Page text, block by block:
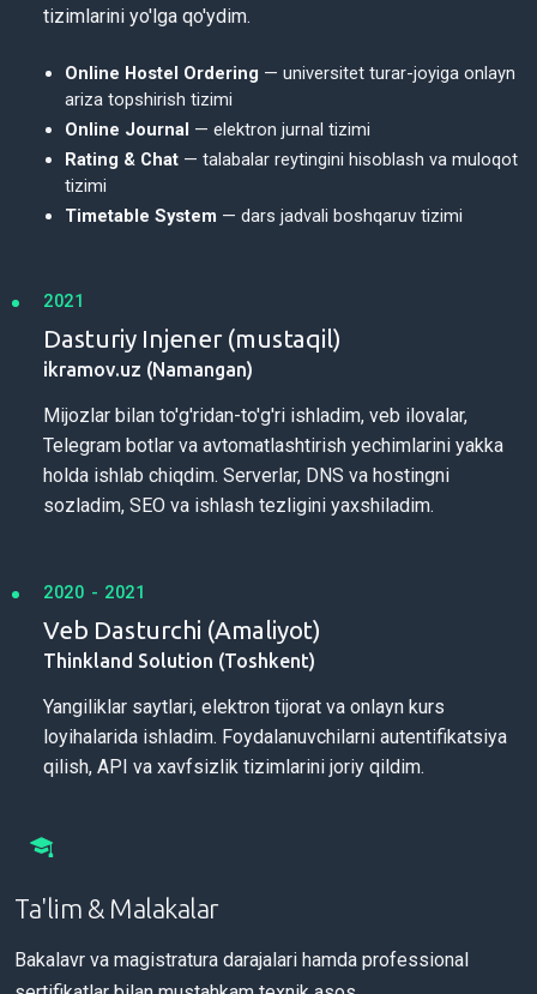
tizimlarini yo'lga qo'ydim.
Online Hostel Ordering — universitet turar-joyiga onlayn
ariza topshirish tizimi
Online Journal — elektron jurnal tizimi
Rating & Chat — talabalar reytingini hisoblash va muloqot
tizimi
Timetable System — dars jadvali boshqaruv tizimi
2021
Dasturiy Injener (mustaqil)
ikramov.uz (Namangan)
Mijozlar bilan to'g'ridan-to'g'ri ishladim, veb ilovalar,
Telegram botlar va avtomatlashtirish yechimlarini yakka
holda ishlab chiqdim. Serverlar, DNS va hostingni
sozladim, SEO va ishlash tezligini yaxshiladim.
2020 - 2021
Veb Dasturchi (Amaliyot)
Thinkland Solution (Toshkent)
Yangiliklar saytlari, elektron tijorat va onlayn kurs
loyihalarida ishladim. Foydalanuvchilarni autentifikatsiya
qilish, API va xavfsizlik tizimlarini joriy qildim.
Ta'lim & Malakalar
Bakalavr va magistratura darajalari hamda professional